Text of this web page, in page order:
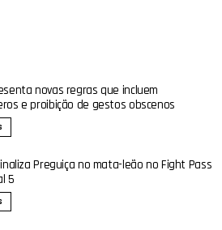
novas regras que incluem
e proibição de gestos obscenos
Preguiça no mata-leão no Fight Pass
5